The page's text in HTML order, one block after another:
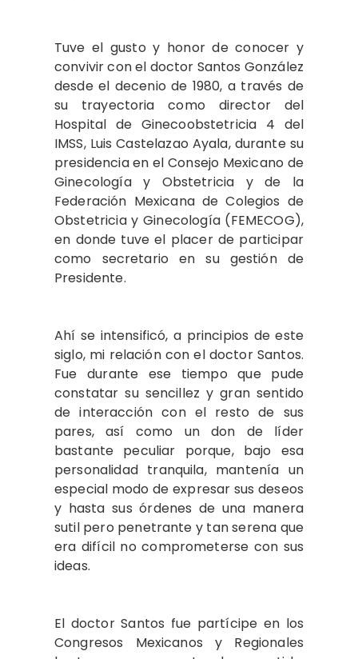
Tuve el gusto y honor de conocer y
convivir con el doctor Santos González
desde el decenio de 1980, a través de
su trayectoria como director del
Hospital de Ginecoobstetricia 4 del
IMSS, Luis Castelazao Ayala, durante su
presidencia en el Consejo Mexicano de
Ginecología y Obstetricia y de la
Federación Mexicana de Colegios de
Obstetricia y Ginecología (FEMECOG),
en donde tuve el placer de participar
como secretario en su gestión de
Presidente.
Ahí se intensificó, a principios de este
siglo, mi relación con el doctor Santos.
Fue durante ese tiempo que pude
constatar su sencillez y gran sentido
de interacción con el resto de sus
pares, así como un don de líder
bastante peculiar porque, bajo esa
personalidad tranquila, mantenía un
especial modo de expresar sus deseos
y hasta sus órdenes de una manera
sutil pero penetrante y tan serena que
era difícil no comprometerse con sus
ideas.
El doctor Santos fue partícipe en los
Congresos Mexicanos y Regionales